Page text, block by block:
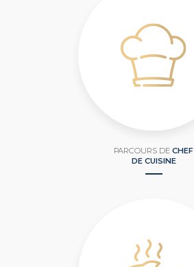
PARCOURS DE CHEF
DE CUISINE